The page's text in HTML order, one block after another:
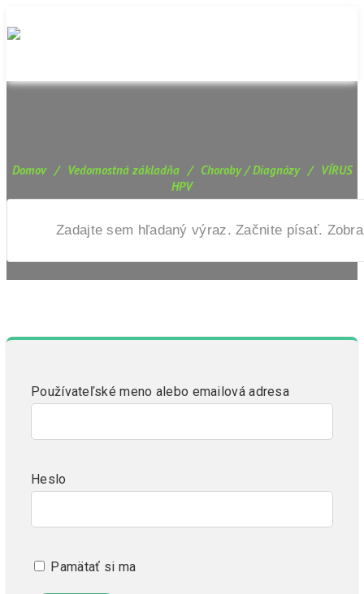
Domov / Vedomostná základňa / Choroby / Diagnózy /
VÍRUS
HPV
Používateľské meno alebo emailová adresa
Heslo
Pamätať si ma